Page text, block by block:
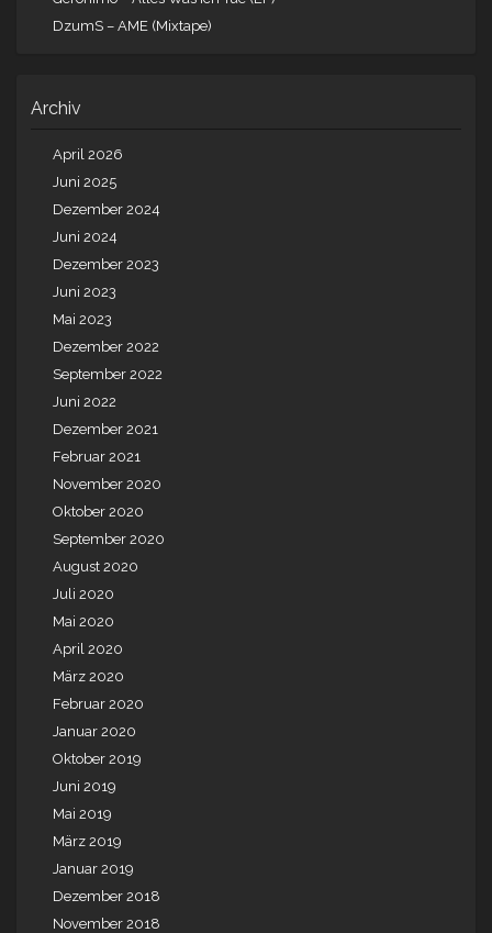
DzumS – AME (Mixtape)
Archiv
April 2026
Juni 2025
Dezember 2024
Juni 2024
Dezember 2023
Juni 2023
Mai 2023
Dezember 2022
September 2022
Juni 2022
Dezember 2021
Februar 2021
November 2020
Oktober 2020
September 2020
August 2020
Juli 2020
Mai 2020
April 2020
März 2020
Februar 2020
Januar 2020
Oktober 2019
Juni 2019
Mai 2019
März 2019
Januar 2019
Dezember 2018
November 2018